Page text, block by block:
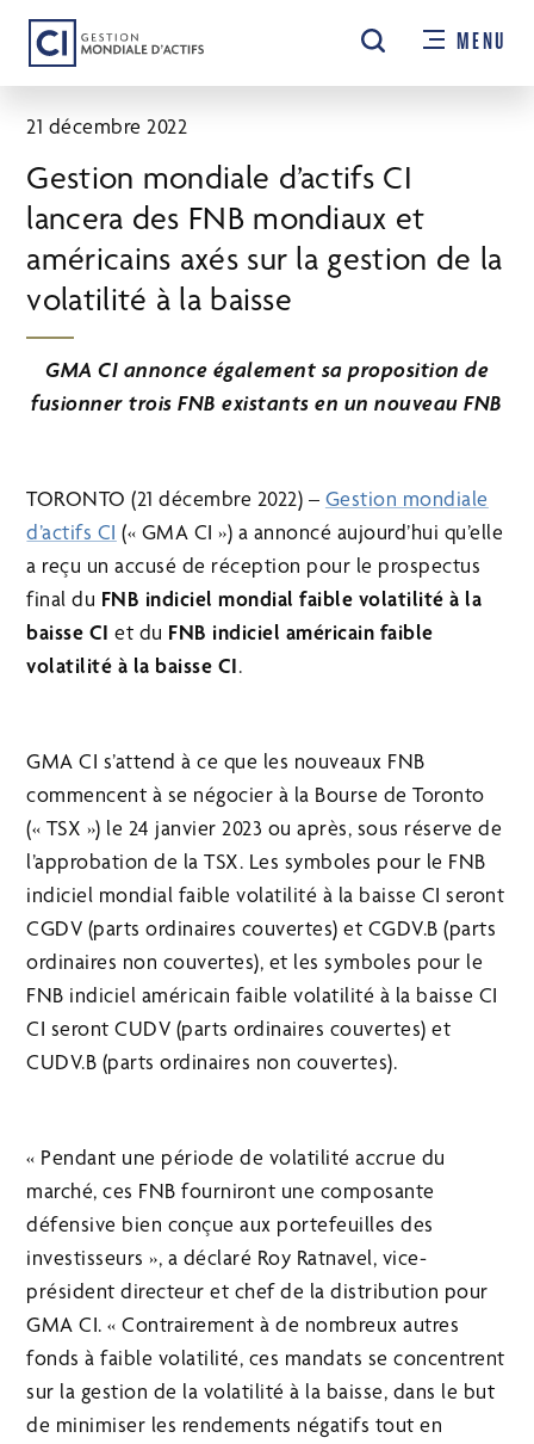
Passer
contenu
principal
MENU
21 décembre 2022
Gestion mondiale d’actifs CI
lancera des FNB mondiaux et
américains axés sur la gestion de la
volatilité à la baisse
GMA CI annonce également sa proposition de
fusionner trois FNB existants en un nouveau FNB
TORONTO (21 décembre 2022) – Gestion mondiale
d’actifs CI (« GMA CI ») a annoncé aujourd’hui qu’elle
a reçu un accusé de réception pour le prospectus
final du FNB indiciel mondial faible volatilité à la
baisse CI et du FNB indiciel américain faible
volatilité à la baisse CI.
GMA CI s’attend à ce que les nouveaux FNB
commencent à se négocier à la Bourse de Toronto
(« TSX ») le 24 janvier 2023 ou après, sous réserve de
l’approbation de la TSX. Les symboles pour le FNB
indiciel mondial faible volatilité à la baisse CI seront
CGDV (parts ordinaires couvertes) et CGDV.B (parts
ordinaires non couvertes), et les symboles pour le
FNB indiciel américain faible volatilité à la baisse CI
CI seront CUDV (parts ordinaires couvertes) et
CUDV.B (parts ordinaires non couvertes).
« Pendant une période de volatilité accrue du
marché, ces FNB fourniront une composante
défensive bien conçue aux portefeuilles des
investisseurs », a déclaré Roy Ratnavel, vice-
président directeur et chef de la distribution pour
GMA CI. « Contrairement à de nombreux autres
fonds à faible volatilité, ces mandats se concentrent
sur la gestion de la volatilité à la baisse, dans le but
de minimiser les rendements négatifs tout en